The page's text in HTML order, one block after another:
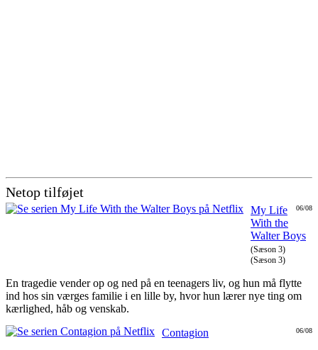
Netop tilføjet
06/08
My Life
With the
Walter Boys
(Sæson 3)
(Sæson 3)
En tragedie vender op og ned på en teenagers liv, og hun må flytte
ind hos sin værges familie i en lille by, hvor hun lærer nye ting om
kærlighed, håb og venskab.
06/08
Contagion